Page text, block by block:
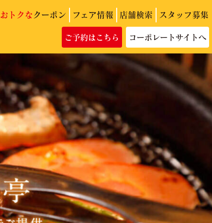
おトクなクーポン フェア情報 店舗検索 スタッフ募集
ご予約はこちら コーポレートサイトへ